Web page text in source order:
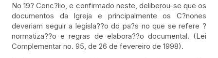
No 19? Conc?lio, e confirmado neste, deliberou-se que os
documentos da Igreja e principalmente os C?nones
deveriam seguir a legisla??o do pa?s no que se refere ?
normatiza??o e regras de elabora??o documental. (Lei
Complementar no. 95, de 26 de fevereiro de 1998).